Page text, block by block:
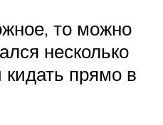
то можно
несколько
прямо в